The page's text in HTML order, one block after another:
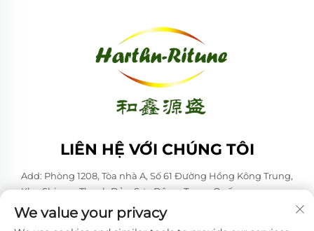
LIÊN HỆ VỚI CHÚNG TÔI
Add: Phòng 1208, Tòa nhà A, Số 61 Đường Hồng Kông Trung,
Khu Shinan, Thanh Đảo, Sơn Đông, Trung Quốc
ĐT:+86-53285879528
We value your privacy